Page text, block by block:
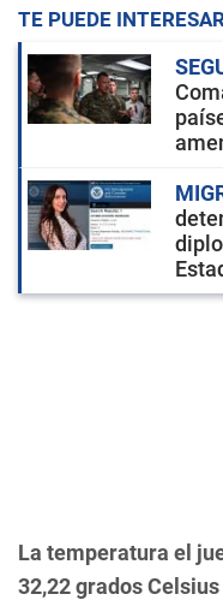
TE PUEDE
La temperatura el
32,22 grados